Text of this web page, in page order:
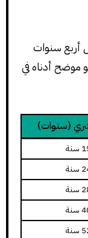
أربع سنوات
موضح أدناه في
(سنوات)